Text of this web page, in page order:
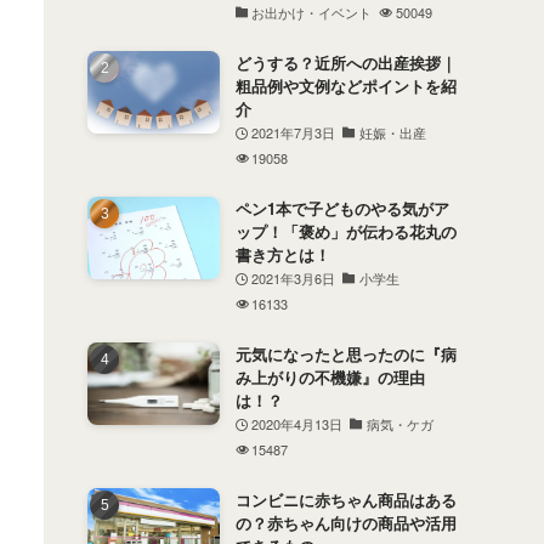
お出かけ・イベント 50049
どうする？近所への出産挨拶｜
粗品例や文例などポイントを紹
介
2021年7月3日
妊娠・出産
19058
ペン1本で子どものやる気がア
ップ！「褒め」が伝わる花丸の
書き方とは！
2021年3月6日
小学生
16133
元気になったと思ったのに『病
み上がりの不機嫌』の理由
は！？
2020年4月13日
病気・ケガ
15487
コンビニに赤ちゃん商品はある
の？赤ちゃん向けの商品や活用